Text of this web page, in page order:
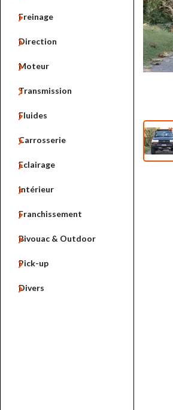
Freinage

Direction

Moteur

Transmission

Fluides

Carrosserie

Eclairage

Intérieur

Franchissement

Bivouac & Outdoor

Pick-up

Divers
